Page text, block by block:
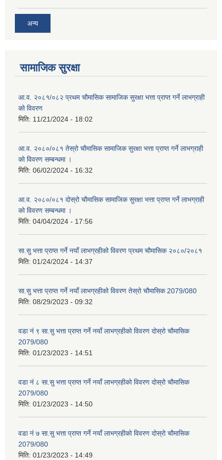
अन्य
सामाजिक सुरक्षा
आ.व. २०८१/०८२ प्रथम चौमासिक सामाजिक सुरक्षा भत्ता प्राप्त गर्ने लाभग्राही
को विवरण
मिति: 11/21/2024 - 18:02
आ.व. २०८०/०८१ तेस्रो चौमासिक सामाजिक सुरक्षा भत्ता प्राप्त गर्ने लाभग्राही
को विवरण सम्बन्धमा ।
मिति: 06/02/2024 - 16:32
आ.व. २०८०/०८१ दोस्रो चौमासिक सामाजिक सुरक्षा भत्ता प्राप्त गर्ने लाभग्राही
को विवरण सम्बन्धमा ।
मिति: 04/04/2024 - 17:56
सा.सु भत्ता प्राप्त गर्ने नयाँ लाभग्रहीको विवरण प्रथम चौमासिक २०८०/२०८१
मिति: 01/24/2024 - 14:37
सा.सु भत्ता प्राप्त गर्ने नयाँ लाभग्रहीको विवरण तेस्रो चौमासिक 2079/080
मिति: 08/29/2023 - 09:32
वडा नं ९ सा.सु भत्ता प्राप्त गर्ने नयाँ लाभग्रहीको विवरण दोस्रो चौमासिक
2079/080
मिति: 01/23/2023 - 14:51
वडा नं ८ सा.सु भत्ता प्राप्त गर्ने नयाँ लाभग्रहीको विवरण दोस्रो चौमासिक
2079/080
मिति: 01/23/2023 - 14:50
वडा नं ७ सा.सु भत्ता प्राप्त गर्ने नयाँ लाभग्रहीको विवरण दोस्रो चौमासिक
2079/080
मिति: 01/23/2023 - 14:49